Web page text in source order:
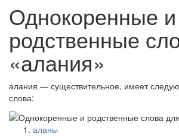
Однокоренные и
родственные
«алания»
алания — существительное, имеет
слова:
аланы